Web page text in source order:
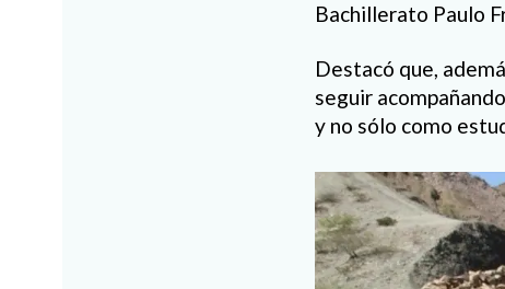
Bachillerato Paulo
Destacó que,
seguir
y no sólo como